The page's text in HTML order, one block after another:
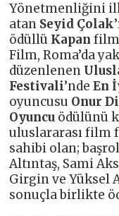
Yönetmenliğini
atan Seyid Çolak
ödüllü Kapan
Film, Roma’da
düzenlenen
Festivali’ndeEn
oyuncusu Onur
Oyuncu ödülünü
uluslararası film
sahibi olan;
Altıntaş, Sami
Girgin ve Yüksel
sonuçla birlikte